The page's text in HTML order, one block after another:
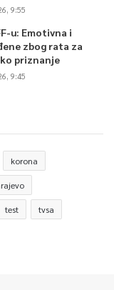
9:55
u: Emotivna i
zbog rata za
priznanje
9:45
korona
test tvsa